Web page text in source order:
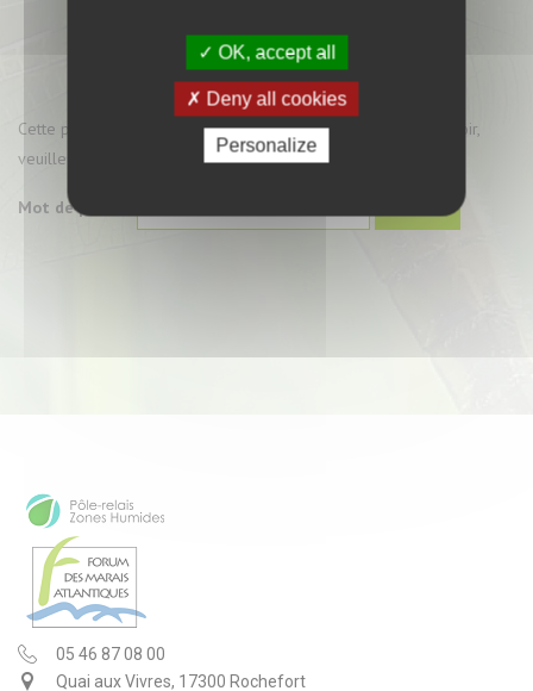
Cette publication est protégée par un mot de passe. Pour la voir,
veuillez saisir votre mot de passe ci-dessous :
Mot de passe :
05 46 87 08 00
Quai aux Vivres, 17300 Rochefort
OK, accept all
Deny all cookies
Personalize